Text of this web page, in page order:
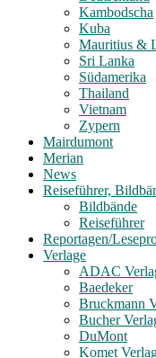
Kambodscha
Kuba
Mauritius &
Sri Lanka
Südamerika
Thailand
Vietnam
Zypern
Mairdumont
Merian
News
Reiseführer,
Bildbände
Reiseführer
Reportagen/
Verlage
ADAC
Baedeker
Bruckmann
Bucher
DuMont
Komet